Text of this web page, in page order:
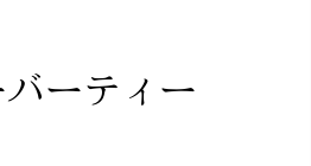
ーティー